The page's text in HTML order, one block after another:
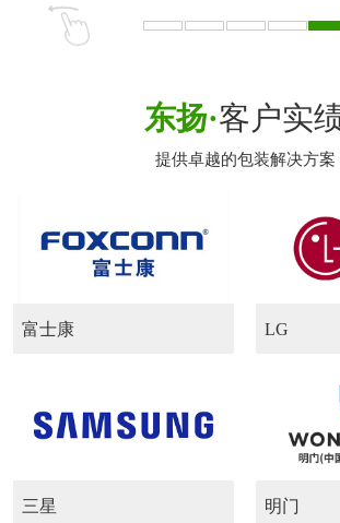
东扬·客户实
提供卓越的包装解决方案
富士康 LG
三星 明门